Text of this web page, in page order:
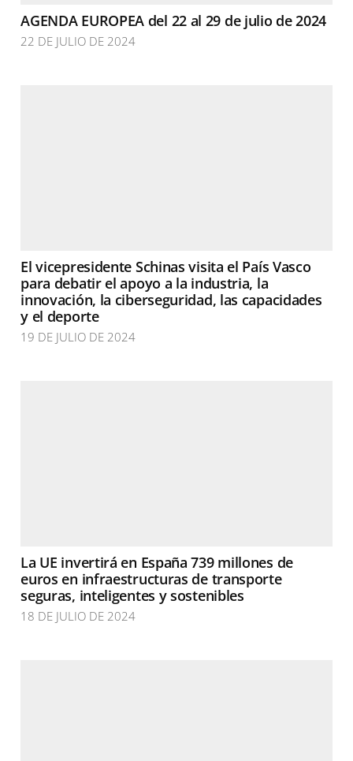
AGENDA EUROPEA del 22 al 29 de julio de 2024
22 DE JULIO DE 2024
El vicepresidente Schinas visita el País Vasco
para debatir el apoyo a la industria, la
innovación, la ciberseguridad, las capacidades
y el deporte
19 DE JULIO DE 2024
La UE invertirá en España 739 millones de
euros en infraestructuras de transporte
seguras, inteligentes y sostenibles
18 DE JULIO DE 2024